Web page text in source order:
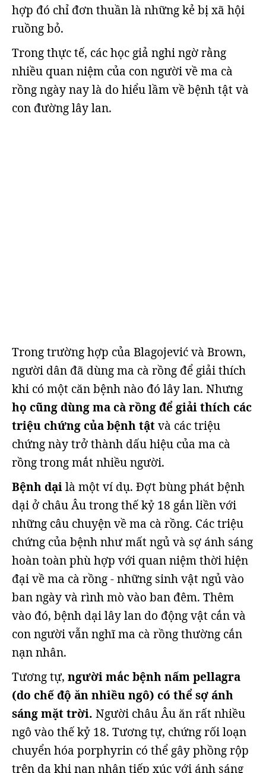
hợp đó chỉ đơn thuần là những kẻ bị xã hội
ruồng bỏ.
Trong thực tế, các học giả nghi ngờ rằng
nhiều quan niệm của con người về ma cà
rồng ngày nay là do hiểu lầm về bệnh tật và
con đường lây lan.
Trong trường hợp của Blagojević và Brown,
người dân đã dùng ma cà rồng để giải thích
khi có một căn bệnh nào đó lây lan. Nhưng
họ cũng dùng ma cà rồng để giải thích các
triệu chứng của bệnh tậtvà các triệu
chứng này trở thành dấu hiệu của ma cà
rồng trong mắt nhiều người.
Bệnh dạilà một ví dụ. Đợt bùng phát bệnh
dại ở châu Âu trong thế kỷ 18 gắn liền với
những câu chuyện về ma cà rồng. Các triệu
chứng của bệnh như mất ngủ và sợ ánh sáng
hoàn toàn phù hợp với quan niệm thời hiện
đại về ma cà rồng - những sinh vật ngủ vào
ban ngày và rình mò vào ban đêm. Thêm
vào đó, bệnh dại lây lan do động vật cắn và
con người vẫn nghĩ ma cà rồng thường cắn
nạn nhân.
Tương tự, người mắc bệnh nấm pellagra
(do chế độ ăn nhiều ngô) có thể sợ ánh
sáng mặt trời. Người châu Âu ăn rất nhiều
ngô vào thế kỷ 18. Tương tự, chứng rối loạn
chuyển hóa porphyrin có thể gây phồng rộp
trên da khi nạn nhân tiếp xúc với ánh sáng